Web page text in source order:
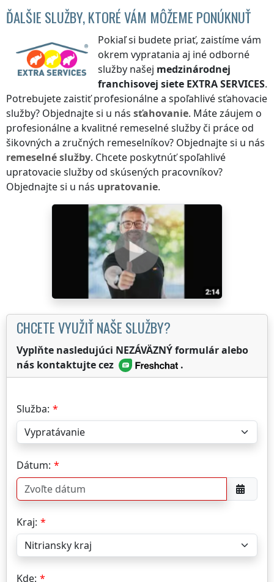
ĎALŠIE SLUŽBY, KTORÉ VÁM MÔŽEME PONÚKNUŤ
Pokiaľ si budete priať, zaistíme vám
okrem vypratania aj iné odborné
služby našej medzinárodnej
franchisovej siete EXTRA SERVICES.
Potrebujete zaistiť profesionálne a spoľahlivé sťahovacie
služby? Objednajte si u nás sťahovanie. Máte záujem o
profesionálne a kvalitné remeselné služby či práce od
šikovných a zručných remeselníkov? Objednajte si u nás
remeselné služby. Chcete poskytnúť spoľahlivé
upratovacie služby od skúsených pracovníkov?
Objednajte si u nás upratovanie.
CHCETE VYUŽIŤ NAŠE SLUŽBY?
Vyplňte nasledujúci NEZÁVÄZNÝ formulár alebo
nás kontaktujte cez
.
Služba:
Dátum:
Kraj:
Kde: